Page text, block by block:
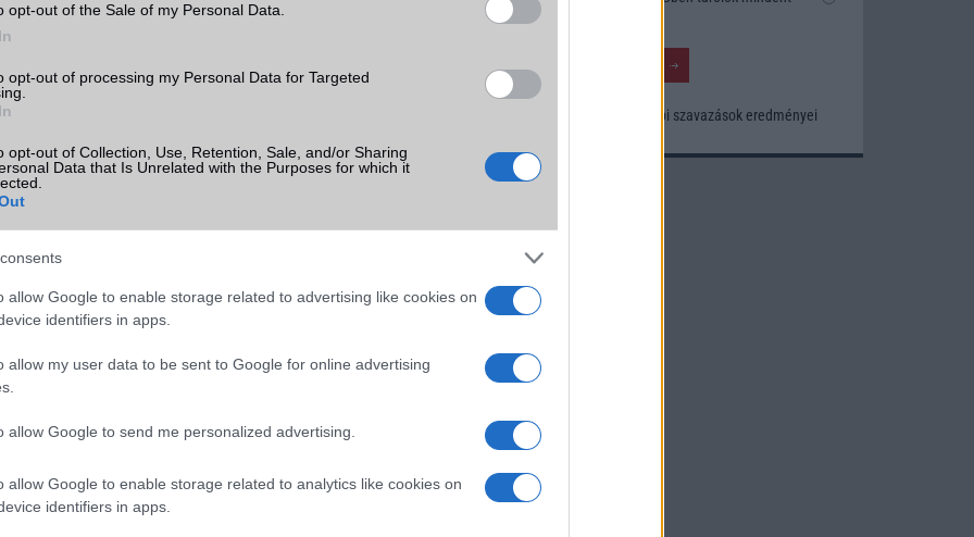
opt-out of the Sale of my Personal Data.
opt-out of processing my Personal Data for Targeted
opt-out of Collection, Use, Retention, Sale, and/or Sharing
Data that Is Unrelated with the Purposes for which it
allow Google to enable storage related to advertising like cookies on
identifiers in apps.
allow my user data to be sent to Google for online advertising
allow Google to send me personalized advertising.
allow Google to enable storage related to analytics like cookies on
identifiers in apps.
kiemelt ajánlatok
(új)
Xiaomi 15T Pro
224.000 Ft (új)
Apple iPad (2025)
128.000 Ft (új)
népszerű Samsung
9 frissítésből – itt a
érintett modellekről
iPhone 18 bemutató dátum -
ekkor rántja le a leplet az
Apple az új csúcsmobilokról
Korábbi szavazások eredményei